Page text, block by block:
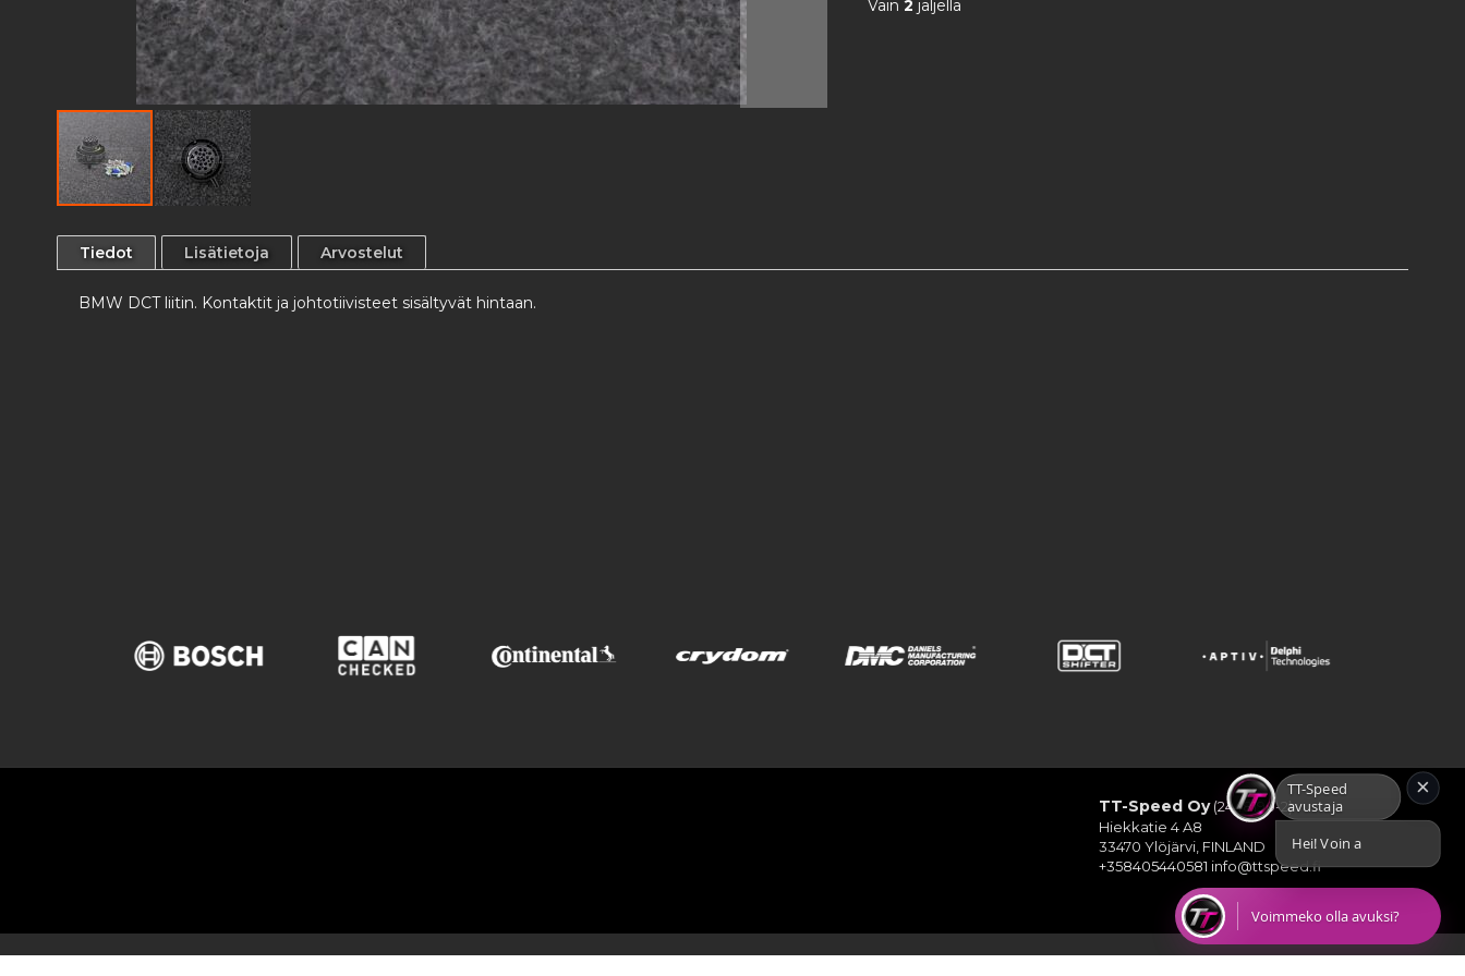
to
Vain 2 jäljellä
Tiedot
BMW DCT liitin. Kontaktit ja johtotiivisteet sisältyvät hintaan.
Lisätietoja Arvostelut
TT-Speed Oy(2448190-2)
Hiekkatie 4 A8
33470 Ylöjärvi, FINLAND
+358405440581 info@ttspeed.fi
TT-Speed avustaja
Hei! Voin auttaa etsimään TT-Speedin kat
×
Voimmeko olla avuksi?